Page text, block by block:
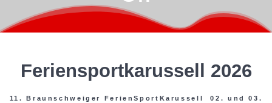
Feriensportkarussell 2026
11. Braunschweiger FerienSportKarussell 02. und 03.